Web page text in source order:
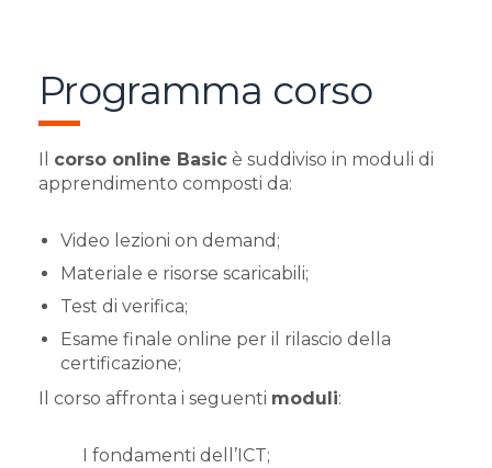
Programma corso
corso online Basic è suddiviso in moduli di
apprendimento composti da:
Video lezioni on demand;
Materiale e risorse scaricabili;
Test di verifica;
Esame finale online per il rilascio della
certificazione;
Il corso affronta i seguenti moduli:
I fondamenti dell’ICT;